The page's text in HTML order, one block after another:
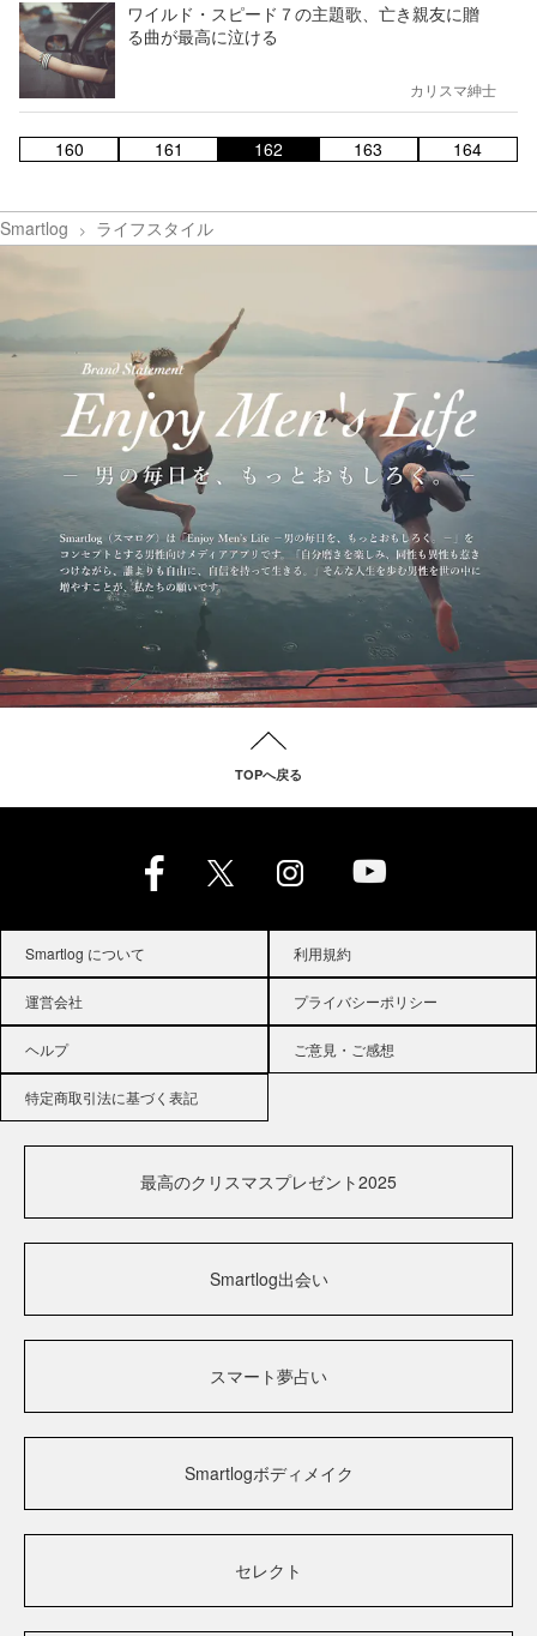
ワイルド・スピード７の主題歌、亡き親友に贈
る曲が最高に泣ける
カリスマ紳士
160 161 162 163 164
Smartlog ライフスタイル
TOPへ戻る
Smartlog について 利用規約
運営会社 プライバシーポリシー
ヘルプ ご意見・ご感想
特定商取引法に基づく表記
最高のクリスマスプレゼント2025
Smartlog出会い
スマート夢占い
Smartlogボディメイク
セレクト